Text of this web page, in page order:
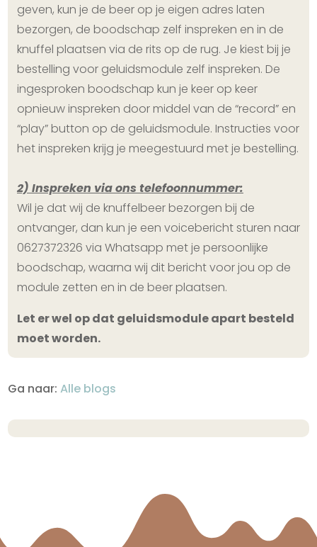
geven, kun je de beer op je eigen adres laten
bezorgen, de boodschap zelf inspreken en in de
knuffel plaatsen via de rits op de rug. Je kiest bij je
bestelling voor geluidsmodule zelf inspreken. De
ingesproken boodschap kun je keer op keer
opnieuw inspreken door middel van de “record” en
“play” button op de geluidsmodule. Instructies voor
het inspreken krijg je meegestuurd met je bestelling.
2) Inspreken via ons telefoonnummer:
Wil je dat wij de knuffelbeer bezorgen bij de
ontvanger, dan kun je een voicebericht sturen naar
0627372326 via Whatsapp met je persoonlijke
boodschap, waarna wij dit bericht voor jou op de
module zetten en in de beer plaatsen.
Let er wel op dat geluidsmodule apart besteld
moet worden.
Ga naar:Alle blogs